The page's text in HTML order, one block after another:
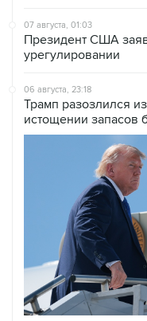
07 августа, 01:03
Президент США
урегулировании
06 августа, 23:18
Трамп разозлился
истощении запасов